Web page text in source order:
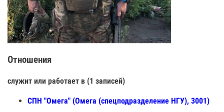
Отношения
служит или работает в (1 записей)
СПН "Омега" (Омега (спецподразделение НГУ), 3001)